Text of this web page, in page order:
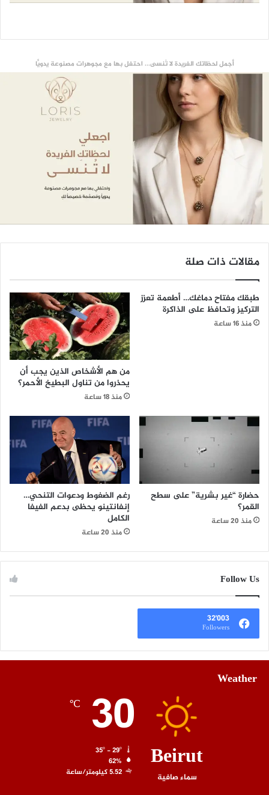
أجمل لحظاتك الفريدة لا تُنسى... احتفل بها مع مجوهرات مصنوعة يدويًّا
مقالات ذات صلة
طبقك مفتاح دماغك… أطعمة تعزز
التركيز وتحافظ على الذاكرة
منذ 16 ساعة
من هم الأشخاص الذين يجب أن
يحذروا من تناول البطيخ الأحمر؟
منذ 18 ساعة
حضارة “غير بشرية” على سطح
القمر؟
منذ 20 ساعة
رغم الضغوط ودعوات التنحي…
إنفانتينو يحظى بدعم الفيفا
الكامل
منذ 20 ساعة
Follow Us
32٬003
Followers
Weather
Beirut
سماء صافية
30
℃
62%
5.52 كيلومتر/ساعة